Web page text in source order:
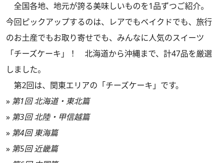
全国各地、地元が誇る美味しいものを1品ずつご紹介。
今回ピックアップするのは、レアでもベイクドでも、旅行
のお土産でもお取り寄せでも、みんなに人気のスイーツ
「チーズケーキ」！ 北海道から沖縄まで、計47品を厳選
しました。
第2回は、関東エリアの「チーズケーキ」です。
» 第1回 北海道・東北篇
» 第3回 北陸・甲信越篇
» 第4回 東海篇
» 第5回 近畿篇